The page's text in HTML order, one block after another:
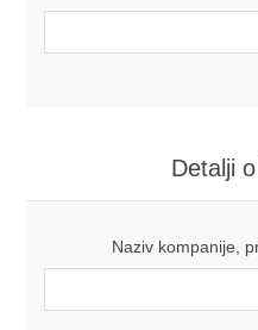
Detalji
Naziv kompanije,